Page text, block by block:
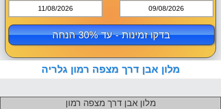
11/08/2026 09/08/2026
בדקו זמינות - עד 30% הנחה
מלון אבן דרך מצפה רמון גלריה
מלון אבן דרך מצפה רמון